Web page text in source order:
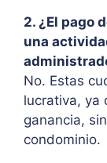
2. ¿El pago
una
No. Estas
lucrativa, ya
ganancia,
condominio.